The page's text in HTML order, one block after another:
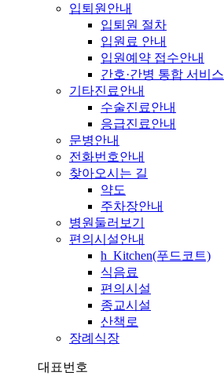
입퇴원안내
입퇴원 절차
입원료 안내
입원예약 접수안내
간호·간병 통합 서비스
기타진료안내
수술진료안내
응급진료안내
문병안내
전화번호안내
찾아오시는 길
약도
주차장안내
병원둘러보기
편의시설안내
h_Kitchen(푸드코트)
식음료
편의시설
종교시설
산책로
장례식장
대표번호